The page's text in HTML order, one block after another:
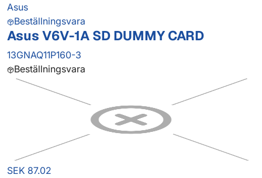
Asus
Beställningsvara
Asus V6V-1A SD DUMMY CARD
13GNAQ11P160-3
Beställningsvara
SEK 87.02